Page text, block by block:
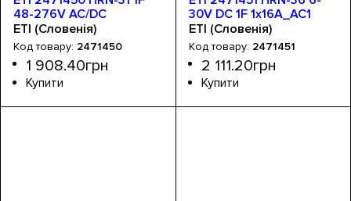
48-276V AC/DC
1x16A_AC1
ETI (Словенія)
2471450
1 908.40грн
Обладнання: реле напруги
Номінальний струм, А: 16А
Тип: аналоговий
Програма: Umax і Umin
Серія: HRN
Монтаж: Din-рейка
30V DC 1F 1x16A_AC1
ETI (Словенія)
2471451
2 111.20грн
Обладнання: реле напруги
Номінальний струм, А: 16А
Тип: аналоговий
Програма: Umax і Umin
Серія: HRN
Монтаж: Din-рейка